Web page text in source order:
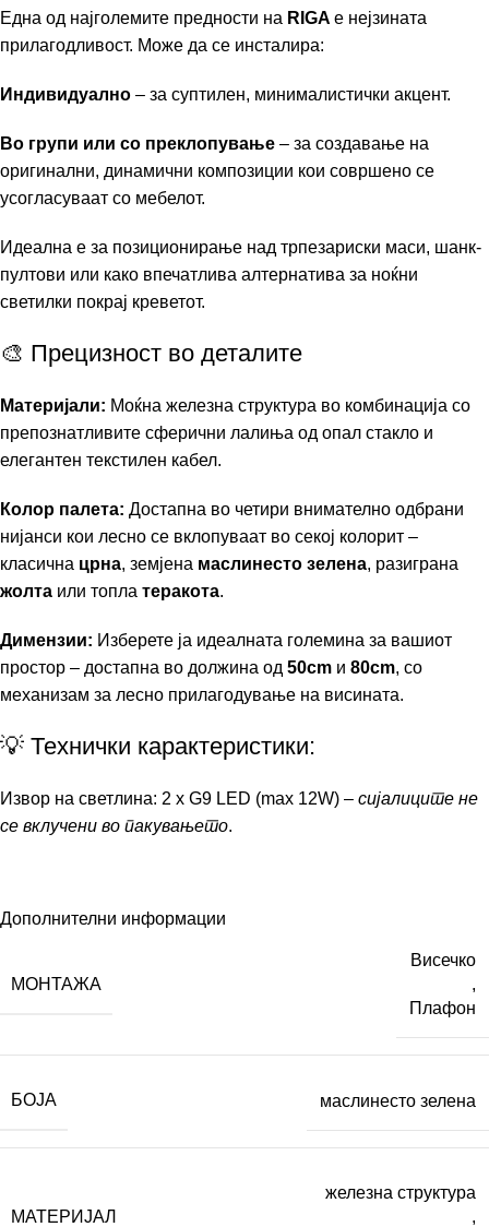
Една од најголемите предности на RIGA е нејзината
прилагодливост. Може да се инсталира:
Индивидуално – за суптилен, минималистички акцент.
Во групи или со преклопување – за создавање на
оригинални, динамични композиции кои совршено се
усогласуваат со мебелот.
Идеална е за позиционирање над трпезариски маси, шанк-
пултови или како впечатлива алтернатива за ноќни
светилки покрај креветот.
🎨 Прецизност во деталите
Материјали: Моќна железна структура во комбинација со
препознатливите сферични лалиња од опал стакло и
елегантен текстилен кабел.
Колор палета: Достапна во четири внимателно одбрани
нијанси кои лесно се вклопуваат во секој колорит –
класична црна, земјена маслинесто зелена, разиграна
жолта или топла теракота.
Димензии: Изберете ја идеалната големина за вашиот
простор – достапна во должина од 50cm и 80cm, со
механизам за лесно прилагодување на висината.
💡 Технички карактеристики:
Извор на светлина: 2 x G9 LED (max 12W) – сијалиците не
се вклучени во пакувањето.
Дополнителни информации
МОНТАЖА
Висечко
,
Плафон
БОЈА маслинесто зелена
МАТЕРИЈАЛ
железна структура
,